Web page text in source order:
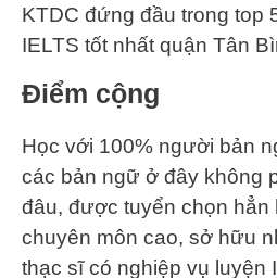
KTDC đứng đầu trong top
IELTS tốt nhất quận Tân
Điểm cộng
Học với 100% người bản
các bản ngữ ở đây không
đâu, được tuyển chọn hẳn
chuyên môn cao, sở hữu
thạc sĩ có nghiệp vụ luyện